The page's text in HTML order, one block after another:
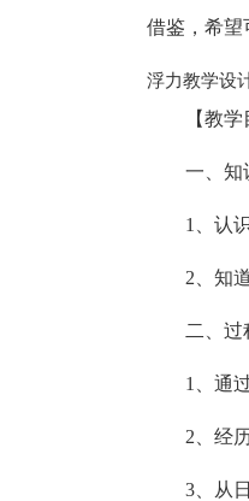
借鉴，希望
浮力教学设
【教学
一、知
1、认
2、知
二、过
1、通
2、经
3、从